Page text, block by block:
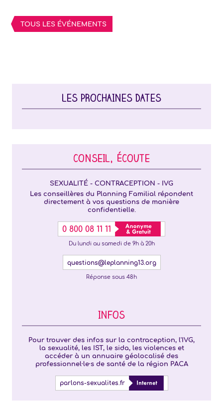
TOUS LES ÉVÉNEMENTS
LES PROCHAINES DATES
CONSEIL, ÉCOUTE
SEXUALITÉ - CONTRACEPTION - IVG
Les conseillères du Planning Familial répondent
directement à vos questions de manière
confidentielle.
0 800 08 11 11
Du lundi au samedi de 9h à 20h
questions@leplanning13.org
Réponse sous 48h
INFOS
Pour trouver des infos sur la contraception, l'IVG,
la sexualité, les IST, le sida, les violences et
accéder à un annuaire géolocalisé des
professionnel·le·s de santé de la région PACA
parlons-sexualites.fr